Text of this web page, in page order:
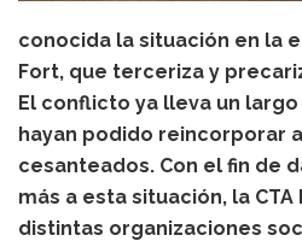
conocida la situación en la
Fort, que terceriza y
El conflicto ya lleva un
hayan podido reincorporar
cesanteados. Con el fin de
más a esta situación, la
distintas organizaciones